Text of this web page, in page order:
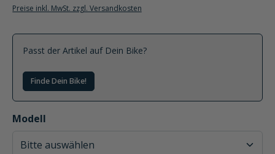
Preise inkl. MwSt. zzgl. Versandkosten
Passt der Artikel auf Dein Bike?
Finde Dein Bike!
Modell
auswählen